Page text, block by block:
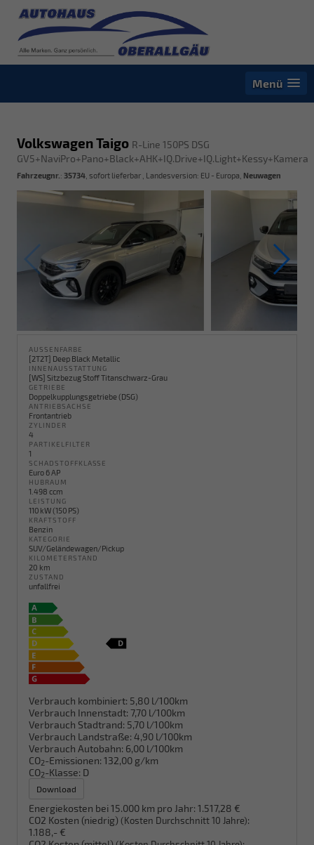
Menü
Volkswagen Taigo R-Line 150PS DSG
GV5+NaviPro+Pano+Black+AHK+IQ.Drive+IQ.Light+Kessy+Kamera
Fahrzeugnr. : 35734 sofort lieferbar , Landesversion: EU - Europa, Neuwagen
AUSSENFARBE
[2T2T] Deep Black Metallic
INNENAUSSTATTUNG
[WS] Sitzbezug Stoff Titanschwarz-Grau
GETRIEBE
Doppelkupplungsgetriebe (DSG)
ANTRIEBSACHSE
Frontantrieb
ZYLINDER
4
PARTIKELFILTER
1
SCHADSTOFFKLASSE
Euro 6 AP
HUBRAUM
1.498 ccm
LEISTUNG
110 kW (150 PS)
KRAFTSTOFF
Benzin
KATEGORIE
SUV/Geländewagen/Pickup
KILOMETERSTAND
20 km
ZUSTAND
unfallfrei
Verbrauch kombiniert: 5,80 l/100km
Verbrauch Innenstadt: 7,70 l/100km
Verbrauch Stadtrand: 5,70 l/100km
Verbrauch Landstraße: 4,90 l/100km
Verbrauch Autobahn: 6,00 l/100km
CO2-Emissionen: 132,00 g/km
CO2-Klasse: D
Download
Energiekosten bei 15.000 km pro Jahr: 1.517,28 €
CO2 Kosten (niedrig) (Kosten Durchschnitt 10 Jahre):
1.188,- €